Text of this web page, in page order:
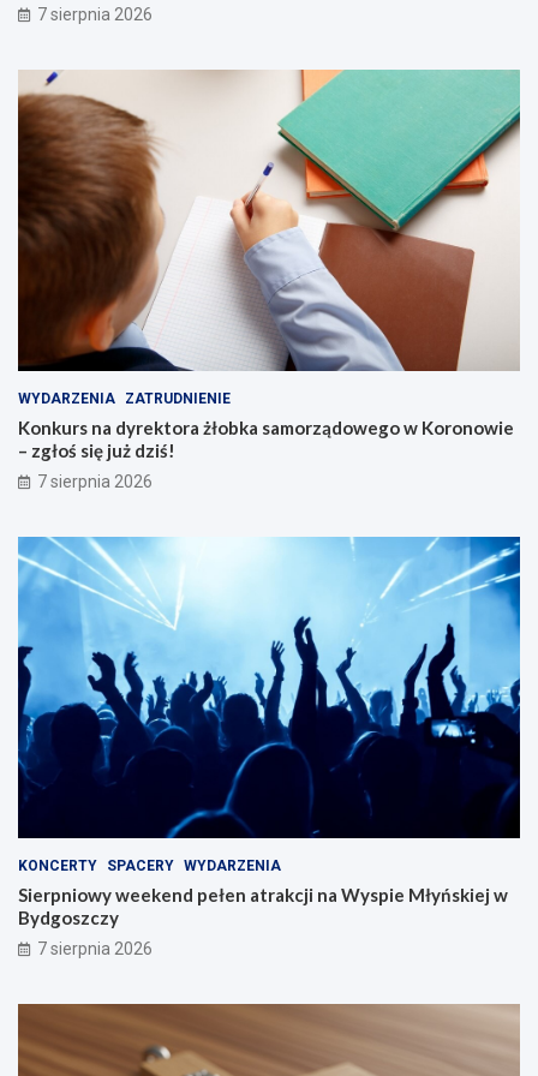
!
g
i
c
n
7 sierpnia 2026
WYDARZENIA ZATRUDNIENIE
Konkurs na dyrektora żłobka samorządowego w Koronowie
– zgłoś się już dziś!
7 sierpnia 2026
KONCERTY SPACERY WYDARZENIA
Sierpniowy weekend pełen atrakcji na Wyspie Młyńskiej w
Bydgoszczy
7 sierpnia 2026